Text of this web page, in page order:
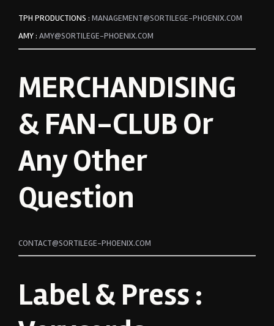
TPH PRODUCTIONS : MANAGEMENT@SORTILEGE-PHOENIX.COM
AMY : AMY@SORTILEGE-PHOENIX.COM
MERCHANDISING
& FAN-CLUB Or
Any Other
Question
CONTACT@SORTILEGE-PHOENIX.COM
Label & Press :